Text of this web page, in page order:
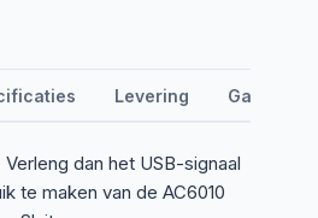
Levering Garantie
dan het USB-signaal
te maken van de AC6010